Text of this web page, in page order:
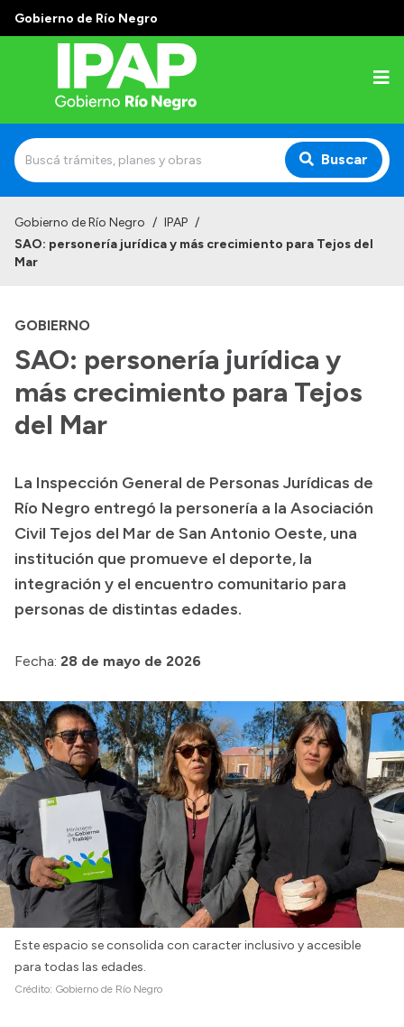
Gobierno de Río Negro
Buscar
Institucional
Autoridades
Alumnos
Docentes y Capacitadores
Delegaciones
Accesos directos
SIU GUARANÍ
SECUNDARIO
TECNICATURAS
Gobierno de Río Negro / IPAP /
SAO: personería jurídica y más crecimiento para Tejos del
Mar
GOBIERNO
SAO: personería jurídica y
más crecimiento para Tejos
del Mar
La Inspección General de Personas Jurídicas de
Río Negro entregó la personería a la Asociación
Civil Tejos del Mar de San Antonio Oeste, una
institución que promueve el deporte, la
integración y el encuentro comunitario para
personas de distintas edades.
Fecha: 28 de mayo de 2026
Este espacio se consolida con caracter inclusivo y accesible
para todas las edades.
Crédito: Gobierno de Río Negro